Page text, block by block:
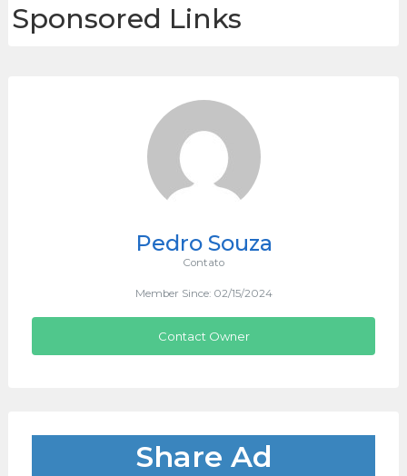
Sponsored Links
Pedro Souza
Contato
Member Since: 02/15/2024
Contact Owner
Share Ad